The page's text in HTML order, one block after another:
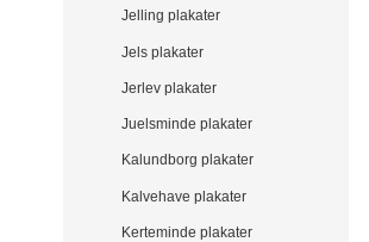
Jelling plakater
Jels plakater
Jerlev plakater
Juelsminde plakater
Kalundborg plakater
Kalvehave plakater
Kerteminde plakater